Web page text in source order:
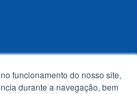
funcionamento do nosso site,
durante a navegação, bem